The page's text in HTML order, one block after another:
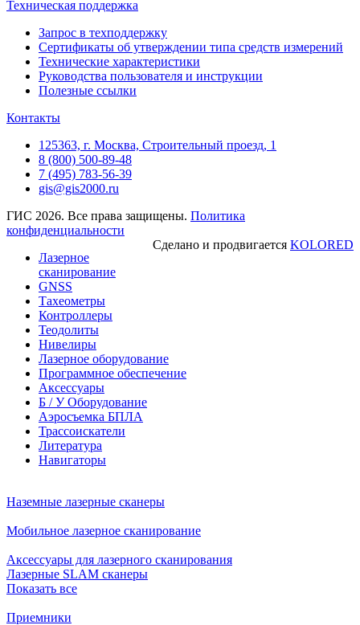
Техническая поддержка
Запрос в техподдержку
Сертификаты об утверждении типа средств измерений
Технические характеристики
Руководства пользователя и инструкции
Полезные ссылки
Контакты
125363, г. Москва, Строительный проезд, 1
8 (800) 500-89-48
7 (495) 783-56-39
gis@gis2000.ru
ГИС 2026. Все права защищены. Политика
конфиденциальности
Сделано и продвигается KOLORED
Лазерное
сканирование
GNSS
Тахеометры
Контроллеры
Теодолиты
Нивелиры
Лазерное оборудование
Программное обеспечение
Аксессуары
Б / У Оборудование
Аэросъемка БПЛА
Трассоискатели
Литература
Навигаторы
Наземные лазерные сканеры
Мобильное лазерное сканирование
Аксессуары для лазерного сканирования
Лазерные SLAM сканеры
Показать все
Приемники